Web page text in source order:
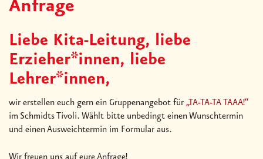
Anfrage
Liebe Kita-Leitung, liebe
Erzieher*innen, liebe
Lehrer*innen,
wir erstellen euch gern ein Gruppenangebot für „TA-TA-TA TAAA!“
im Schmidts Tivoli. Wählt bitte unbedingt einen Wunschtermin
und einen Ausweichtermin im Formular aus.